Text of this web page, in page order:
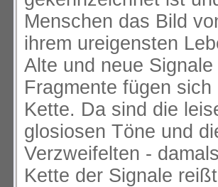
Menschen das Bild
ihrem ureigensten
Alte und neue
Fragmente fügen
Kette. Da sind die
glosiosen Töne und
Verzweifelten -
Kette der Signale